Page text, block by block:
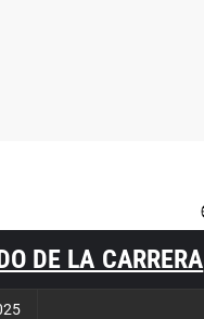
DE LA CARRERA